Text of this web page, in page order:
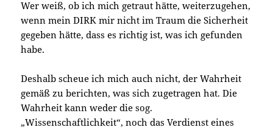
Wer weiß, ob ich mich getraut hätte, weiterzugehen,
wenn mein DIRK mir nicht im Traum die Sicherheit
gegeben hätte, dass es richtig ist, was ich gefunden
habe.
Deshalb scheue ich mich auch nicht, der Wahrheit
gemäß zu berichten, was sich zugetragen hat. Die
Wahrheit kann weder die sog.
„Wissenschaftlichkeit“, noch das Verdienst eines